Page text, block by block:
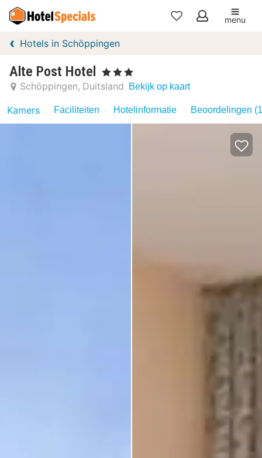
Mijn
menu
Hotels in Schöppingen
Alte Post Hotel , 3 Sterren
Schöppingen Duitsland Bekijk op kaart
Kamers Faciliteiten Hotelinformatie Beoordelingen